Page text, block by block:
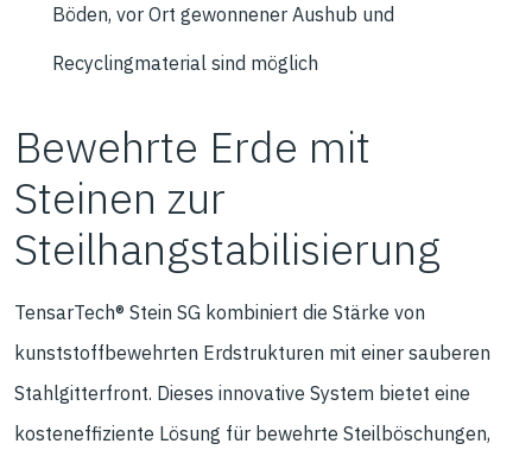
Böden, vor Ort gewonnener Aushub und
Recyclingmaterial sind möglich
Bewehrte Erde mit
Steinen zur
Steilhangstabilisierung
TensarTech® Stein SG kombiniert die Stärke von
kunststoffbewehrten Erdstrukturen mit einer sauberen
Stahlgitterfront. Dieses innovative System bietet eine
kosteneffiziente Lösung für bewehrte Steilböschungen,